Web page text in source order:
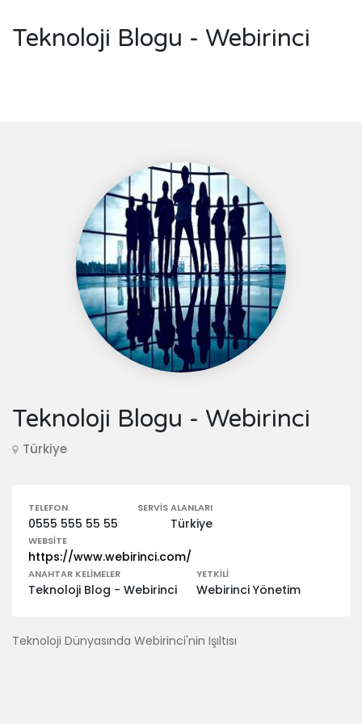
Teknoloji Blogu - Webirinci
Teknoloji Blogu - Webirinci
Türkiye
TELEFON
0555 555 55 55
SERVIS ALANLARI
Türkiye
WEBSITE
https://www.webirinci.com/
ANAHTAR KELIMELER
Teknoloji Blog - Webirinci
YETKILI
Webirinci Yönetim
Teknoloji Dünyasında Webirinci'nin Işıltısı